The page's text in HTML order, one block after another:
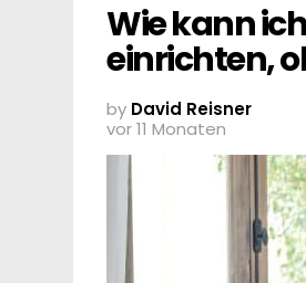
Wie kann
einrichten,
by David Reisner
vor 11 Monaten